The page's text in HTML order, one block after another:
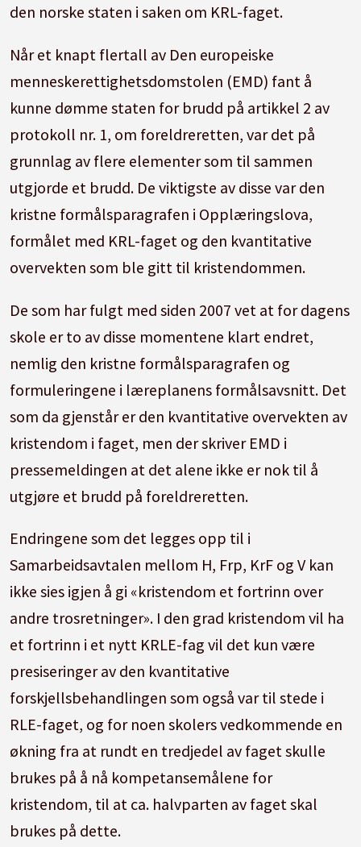
den norske staten i saken om KRL-faget.
Når et knapt flertall av Den europeiske
menneskerettighetsdomstolen (EMD) fant å
kunne dømme staten for brudd på artikkel 2 av
protokoll nr. 1, om foreldreretten, var det på
grunnlag av flere elementer som til sammen
utgjorde et brudd. De viktigste av disse var den
kristne formålsparagrafen i Opplæringslova,
formålet med KRL-faget og den kvantitative
overvekten som ble gitt til kristendommen.
De som har fulgt med siden 2007 vet at for dagens
skole er to av disse momentene klart endret,
nemlig den kristne formålsparagrafen og
formuleringene i læreplanens formålsavsnitt. Det
som da gjenstår er den kvantitative overvekten av
kristendom i faget, men der skriver EMD i
pressemeldingen at det alene ikke er nok til å
utgjøre et brudd på foreldreretten.
Endringene som det legges opp til i
Samarbeidsavtalen mellom H, Frp, KrF og V kan
ikke sies igjen å gi «kristendom et fortrinn over
andre trosretninger». I den grad kristendom vil ha
et fortrinn i et nytt KRLE-fag vil det kun være
presiseringer av den kvantitative
forskjellsbehandlingen som også var til stede i
RLE-faget, og for noen skolers vedkommende en
økning fra at rundt en tredjedel av faget skulle
brukes på å nå kompetansemålene for
kristendom, til at ca. halvparten av faget skal
brukes på dette.